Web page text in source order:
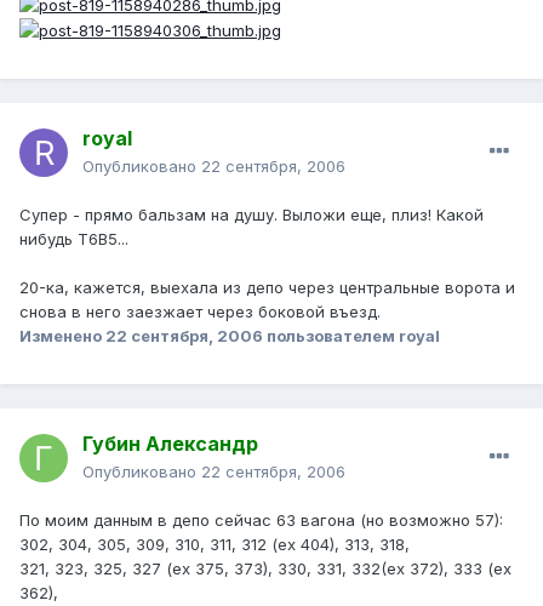
royal
Опубликовано 22 сентября, 2006
Супер - прямо бальзам на душу. Выложи еще, плиз! Какой
нибудь Т6В5...
20-ка, кажется, выехала из депо через центральные ворота и
снова в него заезжает через боковой въезд.
Изменено 22 сентября, 2006 пользователем royal
Губин Александр
Опубликовано 22 сентября, 2006
По моим данным в депо сейчас 63 вагона (но возможно 57):
302, 304, 305, 309, 310, 311, 312 (ех 404), 313, 318,
321, 323, 325, 327 (ех 375, 373), 330, 331, 332(ех 372), 333 (ех
362),